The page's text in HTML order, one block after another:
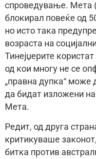
спроведување. Мета
блокирал повеќе од
но исто така
возраста на
Тинејџерите
од кои многу не се
„правна дупка“
да бидат изложени
Мета.
Редит, од друга
критикуваше
битка против